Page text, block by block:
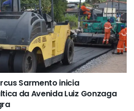
Sarmento inicia
da Avenida Luiz Gonzaga